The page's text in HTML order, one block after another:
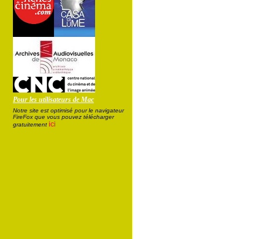
Pour les utilisateurs de Mac
Notre site est optimisé pour le navigateur
FireFox que vous pouvez télécharger
gratuitement ici